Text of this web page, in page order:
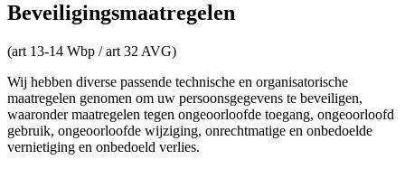
Beveiligingsmaatregelen
(art 13-14 Wbp / art 32 AVG)
Wij hebben diverse passende technische en organisatorische
maatregelen genomen om uw persoonsgegevens te beveiligen,
waaronder maatregelen tegen ongeoorloofde toegang, ongeoorloofd
gebruik, ongeoorloofde wijziging, onrechtmatige en onbedoelde
vernietiging en onbedoeld verlies.